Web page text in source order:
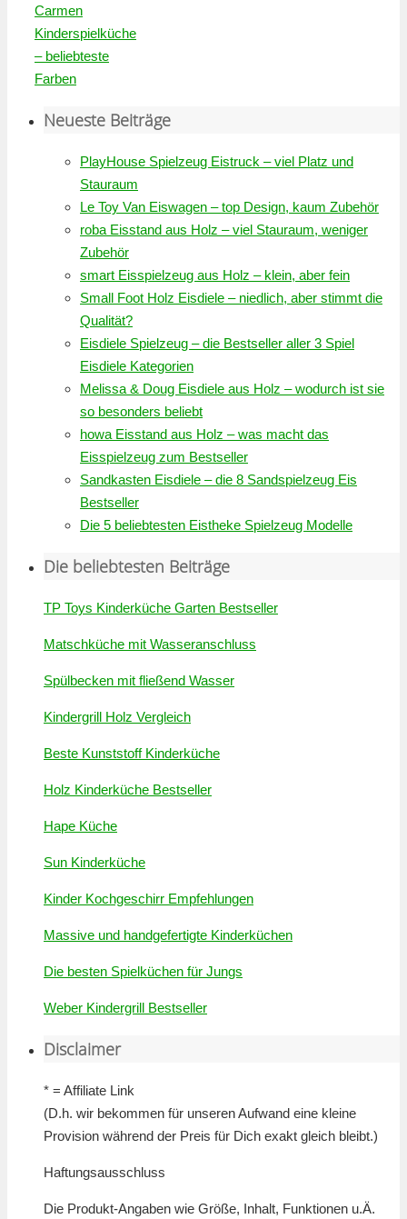
Carmen
Kinderspielküche
– beliebteste
Farben
Neueste Beiträge
PlayHouse Spielzeug Eistruck – viel Platz und
Stauraum
Le Toy Van Eiswagen – top Design, kaum Zubehör
roba Eisstand aus Holz – viel Stauraum, weniger
Zubehör
smart Eisspielzeug aus Holz – klein, aber fein
Small Foot Holz Eisdiele – niedlich, aber stimmt die
Qualität?
Eisdiele Spielzeug – die Bestseller aller 3 Spiel
Eisdiele Kategorien
Melissa & Doug Eisdiele aus Holz – wodurch ist sie
so besonders beliebt
howa Eisstand aus Holz – was macht das
Eisspielzeug zum Bestseller
Sandkasten Eisdiele – die 8 Sandspielzeug Eis
Bestseller
Die 5 beliebtesten Eistheke Spielzeug Modelle
Die beliebtesten Beiträge
TP Toys Kinderküche Garten Bestseller
Matschküche mit Wasseranschluss
Spülbecken mit fließend Wasser
Kindergrill Holz Vergleich
Beste Kunststoff Kinderküche
Holz Kinderküche Bestseller
Hape Küche
Sun Kinderküche
Kinder Kochgeschirr Empfehlungen
Massive und handgefertigte Kinderküchen
Die besten Spielküchen für Jungs
Weber Kindergrill Bestseller
Disclaimer
* = Affiliate Link
(D.h. wir bekommen für unseren Aufwand eine kleine
Provision während der Preis für Dich exakt gleich bleibt.)
Haftungsausschluss
Die Produkt-Angaben wie Größe, Inhalt, Funktionen u.Ä.